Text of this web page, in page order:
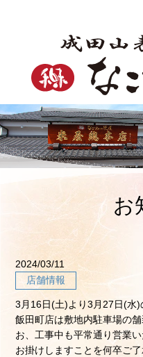
お
2024/03/11
店舗情報
3月16日(土)より3月27日(水
飯田町店は敷地内駐車場の
お、工事中も平常通り営業
お掛けしますことを何卒ご